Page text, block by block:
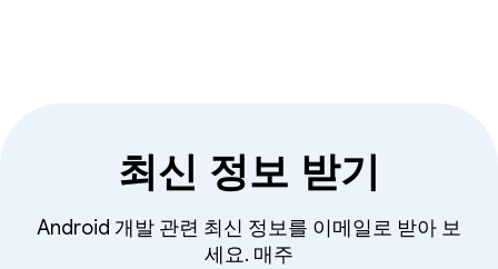
최신 정보 받기
Android 개발 관련 최신 정보를 이메일로 받아 보
세요. 매주